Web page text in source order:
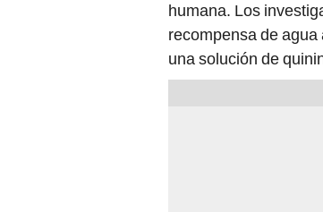
humana. Los
recompensa de
una solución de